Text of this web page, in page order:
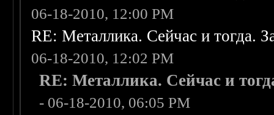
06-18-2010, 12:00 PM
RE: Металлика. Сейчас и тогда.
06-18-2010, 12:02 PM
RE: Металлика. Сейчас и
- 06-18-2010, 06:05 PM